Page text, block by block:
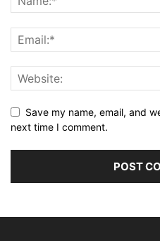
Save my name, email, and
next time I comment.